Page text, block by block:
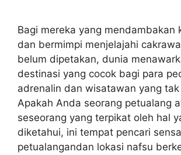
Bagi mereka yang mendambakan
dan bermimpi menjelajahi
belum dipetakan, dunia
destinasi yang cocok bagi para
adrenalin dan wisatawan yang
Apakah Anda seorang petualang
seseorang yang terpikat oleh hal
diketahui, ini tempat pencari
petualangandan lokasi nafsu